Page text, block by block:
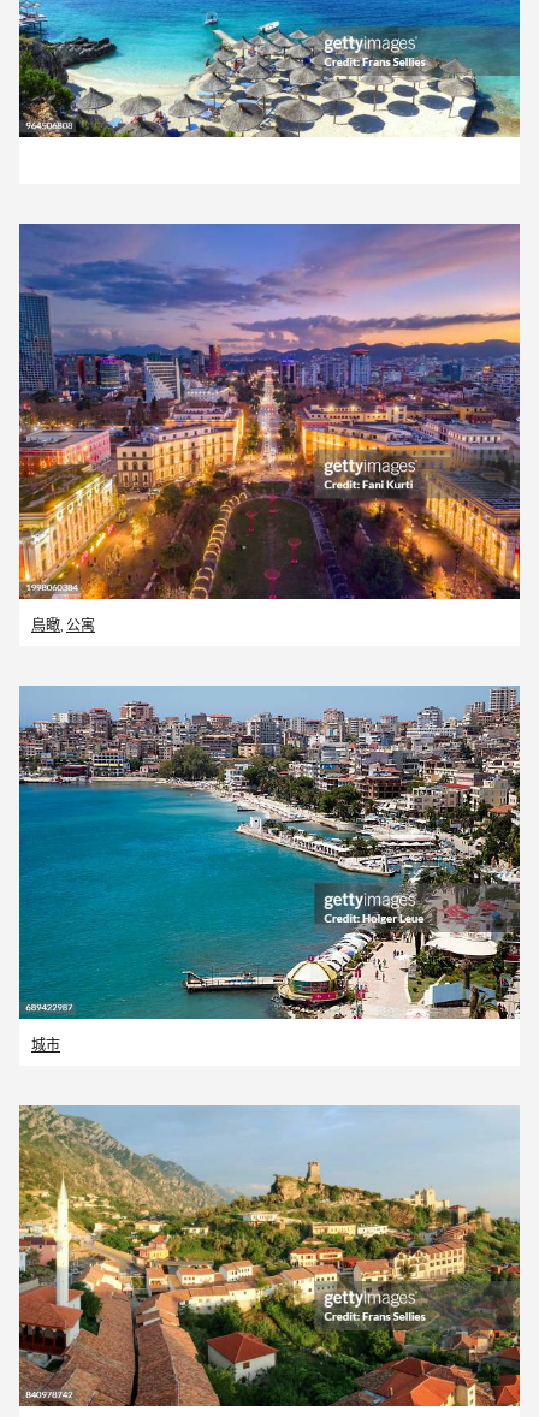
鳥瞰 公寓
城市